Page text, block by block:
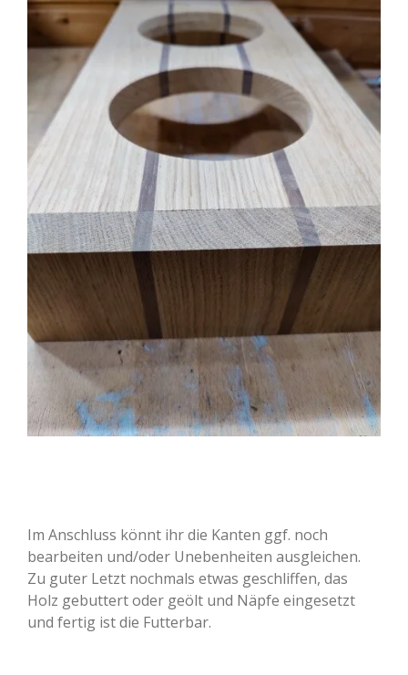
Im Anschluss könnt ihr die Kanten ggf. noch
bearbeiten und/oder Unebenheiten ausgleichen.
Zu guter Letzt nochmals etwas geschliffen, das
Holz gebuttert oder geölt und Näpfe eingesetzt
und fertig ist die Futterbar.